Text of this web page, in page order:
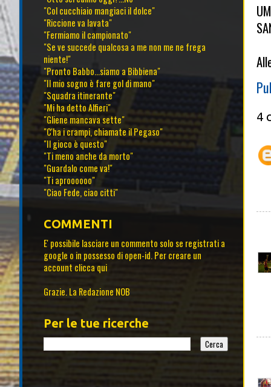
4
"Col cucchiaio mangiaci il dolce"
"Riccione va lavata"
"Fermiamo il campionato"
"Se ve succede qualcosa a me non me ne frega
niente!"
"Pronto Babbo...siamo a Bibbiena"
"Il mio sogno è fare gol di mano"
"Squadra itinerante"
"Mi ha detto Alfieri"
"Gliene mancava sette"
"C'ha i crampi, chiamate il Pegaso"
"Il gioco è questo"
"Ti meno anche da morto"
"Guardalo come va!"
"Ti aproooooo"
"Ciao Fede, ciao citti"
COMMENTI
E' possibile lasciare un commento solo se registrati a
google o in possesso di open-id. Per creare un
account clicca qui
Grazie. La Redazione NOB
Per le tue ricerche